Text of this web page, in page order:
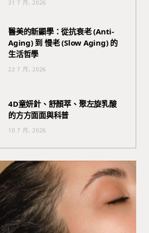
31 7 月, 2026
醫美的新顯學：從抗衰老 (Anti-
Aging) 到 慢老 (Slow Aging) 的
生活哲學
22 7 月, 2026
4D童妍針、舒顏萃、聚左旋乳酸
的方方面面與科普
10 7 月, 2026